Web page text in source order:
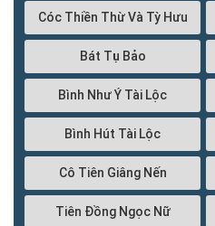
Cóc Thiền Thừ Và Tỳ Hưu
Bát Tụ Bảo
Bình Như Ý Tài Lộc
Bình Hút Tài Lộc
Cô Tiên Giâng Nến
Tiên Đồng Ngọc Nữ